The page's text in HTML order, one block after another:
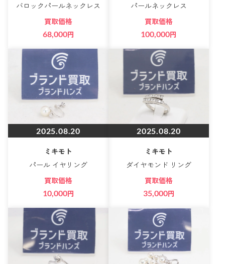
バロックパールネックレス
買取価格
68,000円
パールネックレス
買取価格
100,000円
2025.08.20
ミキモト
パール イヤリング
買取価格
10,000円
2025.08.20
ミキモト
ダイヤモンド リング
買取価格
35,000円